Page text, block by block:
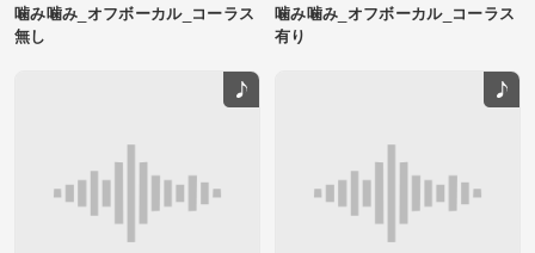
噛み噛み_オフボーカル_コーラス
無し
噛み噛み_オフボーカル_コーラス
有り